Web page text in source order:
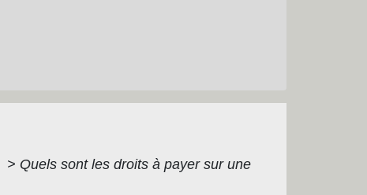
> Quels sont les droits à payer sur une